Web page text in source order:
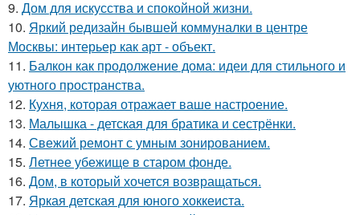
9. Дом для искусства и спокойной жизни.
10. Яркий редизайн бывшей коммуналки в центре
Москвы: интерьер как арт - объект.
11. Балкон как продолжение дома: идеи для стильного и
уютного пространства.
12. Кухня, которая отражает ваше настроение.
13. Малышка - детская для братика и сестрёнки.
14. Свежий ремонт с умным зонированием.
15. Летнее убежище в старом фонде.
16. Дом, в который хочется возвращаться.
17. Яркая детская для юного хоккеиста.